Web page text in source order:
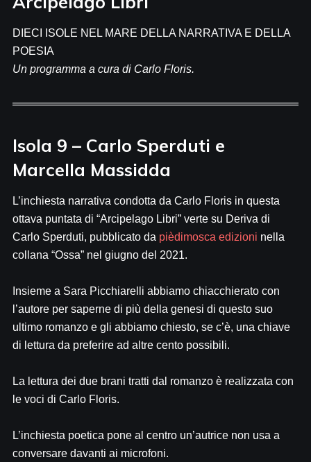
DIECI ISOLE NEL MARE DELLA NARRATIVA E DELLA
POESIA
Un programma a cura di Carlo Floris.
Isola 9 – Carlo Sperduti e
Marcella Massidda
L’inchiesta narrativa condotta da Carlo Floris in questa
ottava puntata di “Arcipelago Libri” verte su Deriva di
Carlo Sperduti, pubblicato da pièdimosca edizioni nella
collana “Ossa” nel giugno del 2021.
Insieme a Sara Picchiarelli abbiamo chiacchierato con
l’autore per saperne di più della genesi di questo suo
ultimo romanzo e gli abbiamo chiesto, se c’è, una chiave
di lettura da preferire ad altre cento possibili.
La lettura dei due brani tratti dal romanzo è realizzata con
le voci di Carlo Floris.
L’inchiesta poetica pone al centro un’autrice non usa a
conversare davanti ai microfoni.